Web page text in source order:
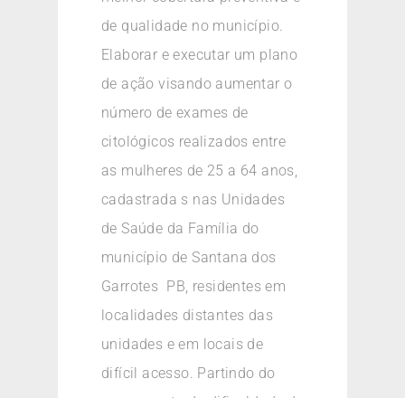
de qualidade no município.
Elaborar e executar um plano
de ação visando aumentar o
número de exames de
citológicos realizados entre
as mulheres de 25 a 64 anos,
cadastrada s nas Unidades
de Saúde da Família do
município de Santana dos
Garrotes  PB, residentes em
localidades distantes das
unidades e em locais de
difícil acesso. Partindo do